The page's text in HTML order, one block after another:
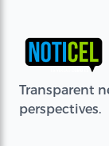
Transparent
perspectives.